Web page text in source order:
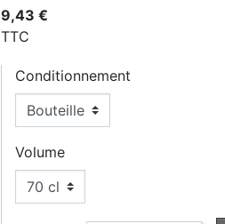
9,43 €
TTC
Conditionnement
Volume